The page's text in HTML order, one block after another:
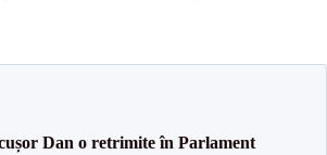
Dan o retrimite în Parlament